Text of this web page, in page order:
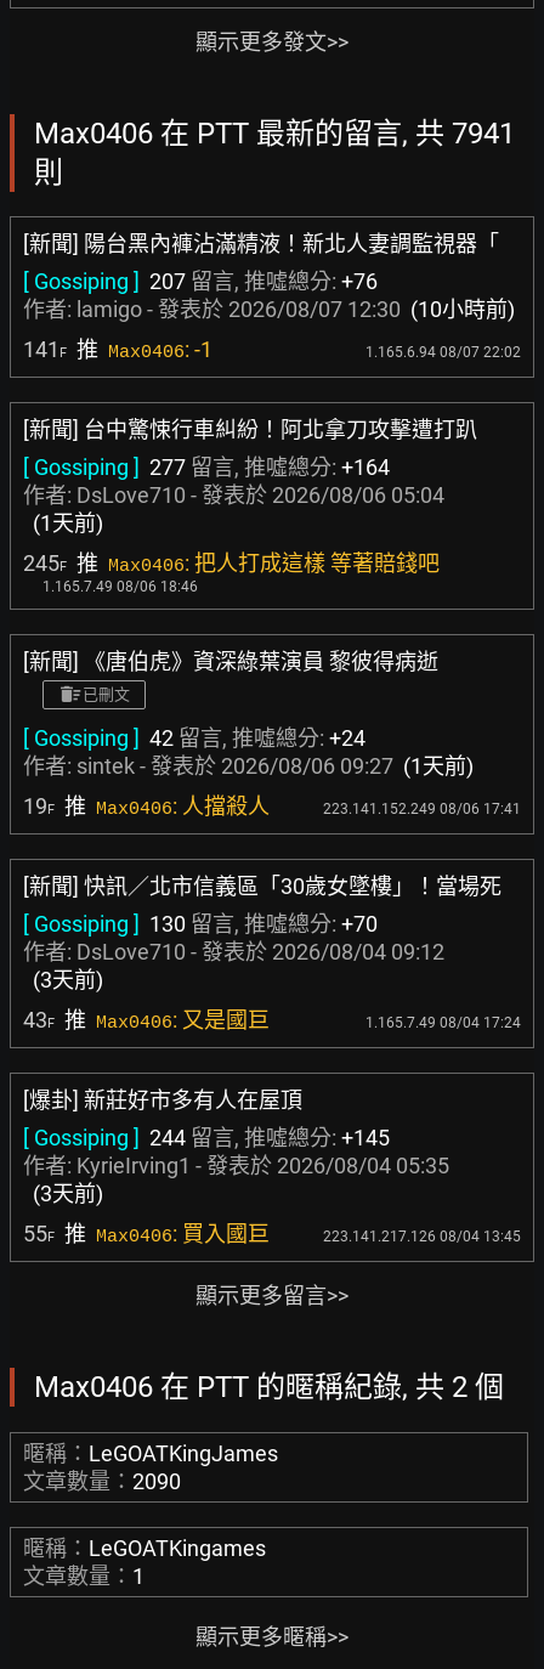
顯示更多發文>>
Max0406 在 PTT 最新的留言, 共 7941
則
[新聞] 陽台黑內褲沾滿精液！新北人妻調監視器「
[ Gossiping ] 207 留言, 推噓總分: +76
作者: lamigo- 發表於 2026/08/07 12:30 (10小時前)
141 F 推 Max0406: -1 1.165.6.94 08/07 22:02
[新聞] 台中驚悚行車糾紛！阿北拿刀攻擊遭打趴
[ Gossiping ] 277 留言, 推噓總分: +164
作者: DsLove710 - 發表於 2026/08/06 05:04
(1天前)
245F 推 Max0406: 把人打成這樣 等著賠錢吧
1.165.7.49 08/06 18:46
[新聞] 《唐伯虎》資深綠葉演員 黎彼得病逝
已刪文
[ Gossiping ] 42 留言, 推噓總分: +24
作者: sintek- 發表於 2026/08/06 09:27 (1天前)
19F 推 Max0406: 人擋殺人 223.141.152.249 08/06 17:41
[新聞] 快訊／北市信義區「30歲女墜樓」！當場死
[ Gossiping ] 130 留言, 推噓總分: +70
作者: DsLove710 - 發表於 2026/08/04 09:12
(3天前)
43F 推 Max0406: 又是國巨 1.165.7.49 08/04 17:24
[爆卦] 新莊好市多有人在屋頂
[ Gossiping ] 244 留言, 推噓總分: +145
作者: KyrieIrving1 - 發表於 2026/08/04 05:35
(3天前)
55F 推 Max0406: 買入國巨 223.141.217.126 08/04 13:45
顯示更多留言>>
Max0406 在 PTT 的暱稱紀錄, 共 2 個
暱稱： LeGOATKingJames
文章數量： 2090
暱稱： LeGOATKingames
文章數量： 1
顯示更多暱稱>>